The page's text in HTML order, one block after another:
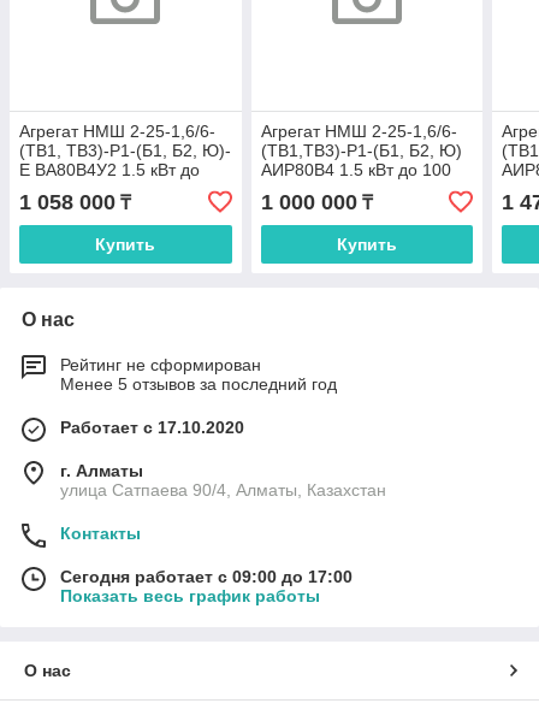
Агрегат НMШ 2-25-1,6/6-
(ТВ1, ТВ3)-Р1-(Б1, Б2, Ю)-
E ВА80В4У2 1.5 кВт до
1 058 000 ₸
Купить
Агрегат НMШ 2-25-1,6/6-
(ТВ1,ТВ3)-Р1-(Б1, Б2, Ю)
АИР80В4 1.5 кВт до 100
1 000 000₸
Купить
1
О нас
Рейтинг не сформирован
Менее 5 отзывов за последний год
Работает с 17.10.2020
г. Алматы
улица Сатпаева 90/4, Алматы, Казахстан
Контакты
Сегодня работает с 09:00 до 17:00
Показать весь график работы
О нас